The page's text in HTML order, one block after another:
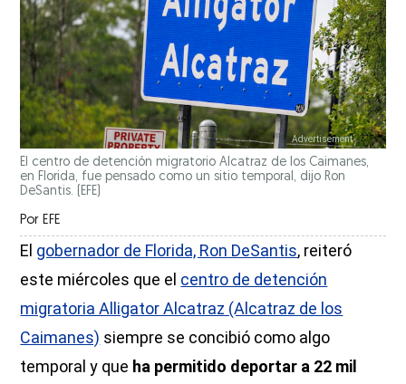
El centro de detención migratorio Alcatraz de los Caimanes,
en Florida, fue pensado como un sitio temporal, dijo Ron
DeSantis.
(EFE)
Por EFE
El gobernador de Florida, Ron DeSantis, reiteró
este miércoles que el centro de detención
migratoria Alligator Alcatraz (Alcatraz de los
Caimanes) siempre se concibió como algo
temporal y que ha permitido deportar a 22 mil